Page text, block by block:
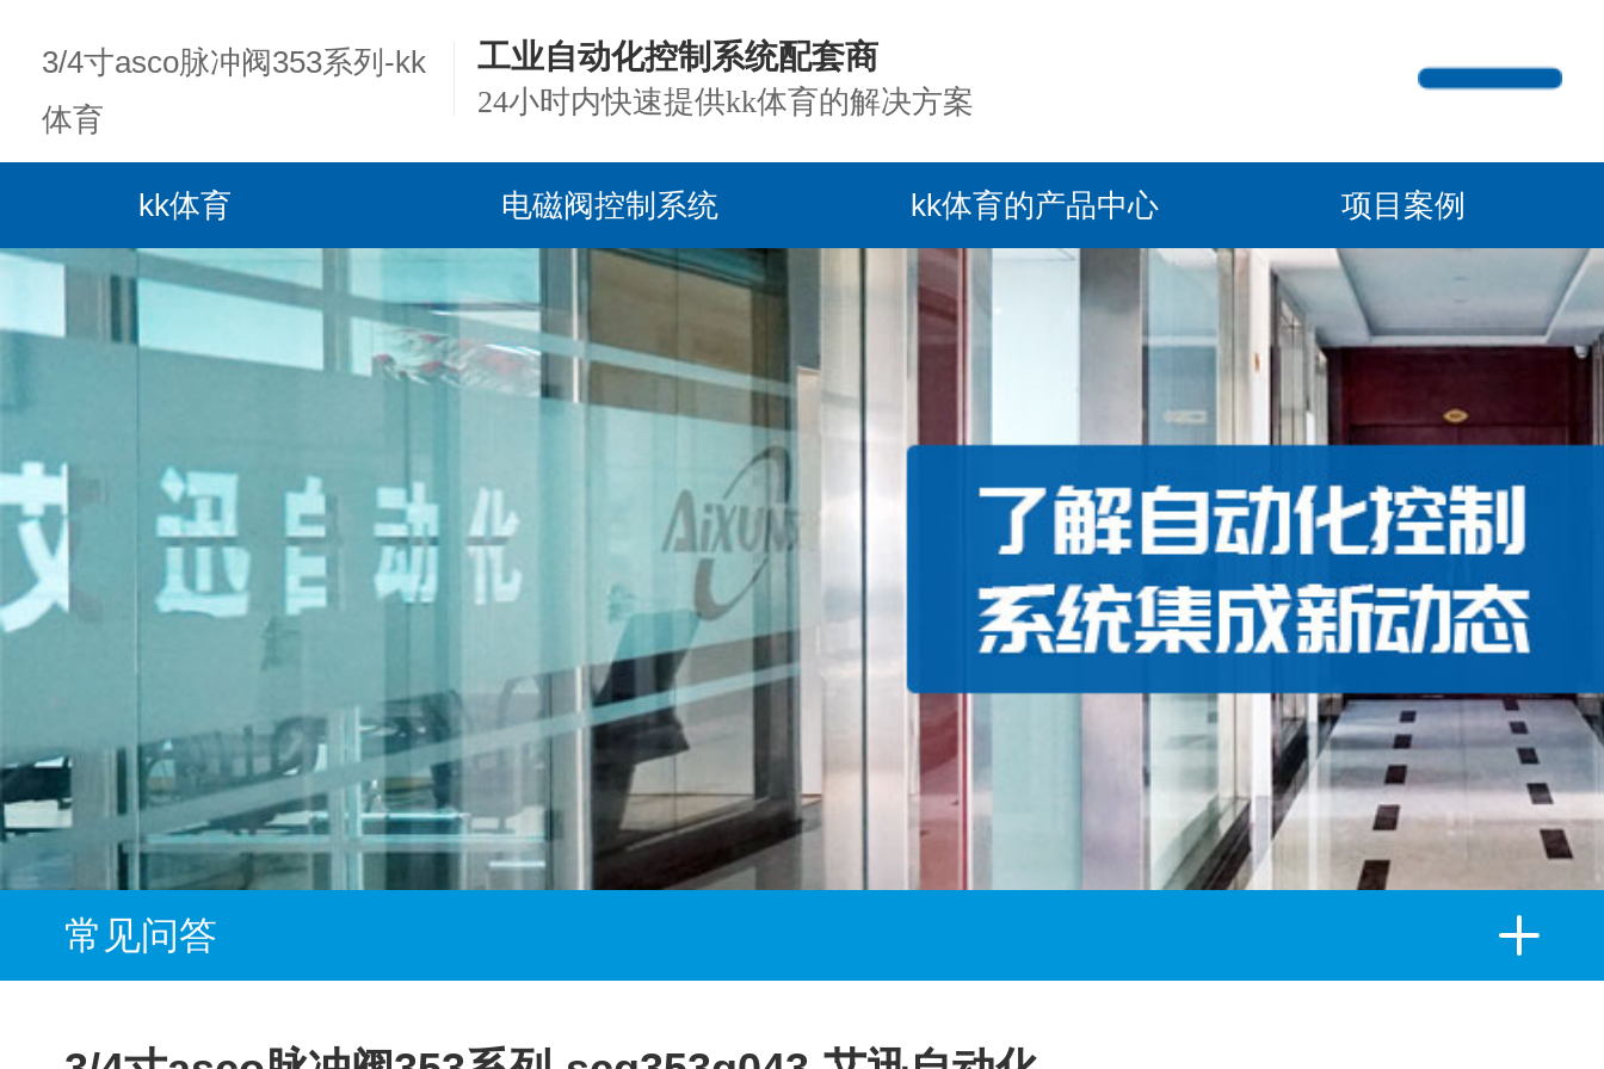
3/4寸asco脉冲阀353系列-kk
体育
工业自动化控制系统配套商
24小时内快速提供kk体育的解决方案
kk体育 电磁阀控制系统 kk体育的产品中心 项目案例
常见问答